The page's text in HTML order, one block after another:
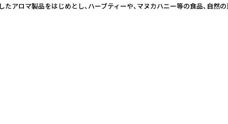
たアロマ製品をはじめとし、ハーブティーや、マヌカハニー等の食品、自然